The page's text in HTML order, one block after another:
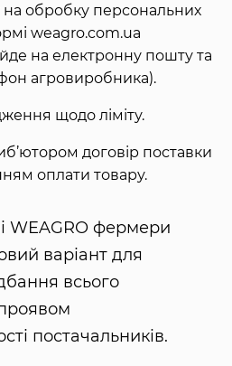
на обробку персональних
weagro.com.ua
на електронну пошту та
агровиробника).
щодо ліміту.
договір поставки
оплати товару.
WEAGRO фермери
варіант для
всього
постачальників.